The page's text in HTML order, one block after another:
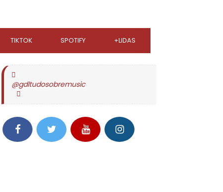
TIKTOK SPOTIFY +LIDAS
@gdltudosobremusic